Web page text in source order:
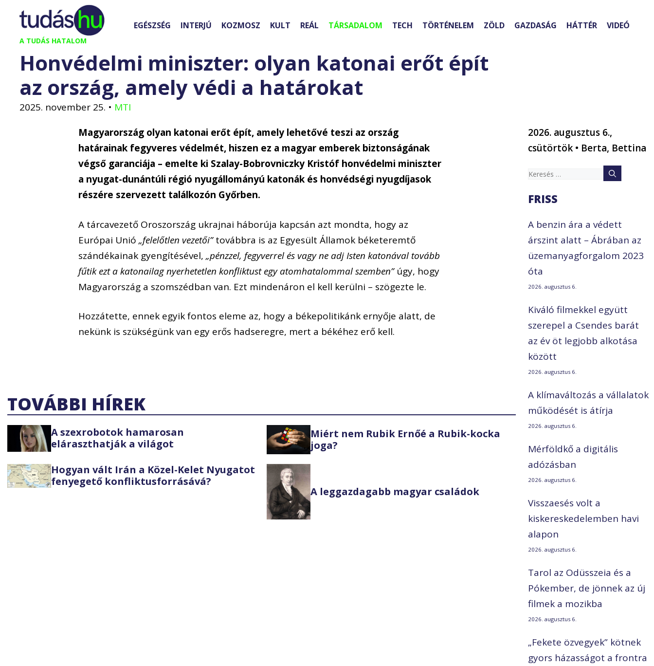
Kilépés
tartalomba
A TUDÁS HATALOM
EGÉSZSÉG INTERJÚ KOZMOSZ KULT REÁL TÁRSADALOM TECH TÖRTÉNELEM ZÖLD GAZDASÁG HÁTTÉR VIDEÓ
Honvédelmi miniszter: olyan katonai erőt épít
az ország, amely védi a határokat
2025. november 25. • MTI
Magyarország olyan katonai erőt épít, amely lehetővé teszi az ország
határainak fegyveres védelmét, hiszen ez a magyar emberek biztonságának
végső garanciája – emelte ki Szalay-Bobrovniczky Kristóf honvédelmi miniszter
a nyugat-dunántúli régió nyugállományú katonák és honvédségi nyugdíjasok
részére szervezett találkozón Győrben.
A tárcavezető Oroszország ukrajnai háborúja kapcsán azt mondta, hogy az
Európai Unió„felelőtlen vezetői”továbbra is az Egyesült Államok béketeremtő
szándékainak gyengítésével,„pénzzel, fegyverrel és vagy ne adj Isten katonával tovább
fűtik ezt a katonailag nyerhetetlen konfliktust egy atomhatalommal szemben”úgy, hogy
Magyarország a szomszédban van. Ezt mindenáron el kell kerülni – szögezte le.
Hozzátette, ennek egyik fontos eleme az, hogy a békepolitikánk ernyője alatt, de
nekünk is szükségünk van egy erős hadseregre, mert a békéhez erő kell.
TOVÁBBI HÍREK
A szexrobotok hamarosan
eláraszthatják a világot
Miért nem Rubik Ernőé a Rubik-kocka
joga?
Hogyan vált Irán a Közel-Kelet Nyugatot
fenyegető konfliktusforrásává?
A leggazdagabb magyar családok
2026. augusztus 6.,
csütörtök • Berta, Bettina
Keresés:
FRISS
A benzin ára a védett
árszint alatt – Ábrában az
üzemanyagforgalom 2023
óta
2026. augusztus 6.
Kiváló filmekkel együtt
szerepel a Csendes barát
az év öt legjobb alkotása
között
2026. augusztus 6.
A klímaváltozás a vállalatok
működését is átírja
2026. augusztus 6.
Mérföldkő a digitális
adózásban
2026. augusztus 6.
Visszaesés volt a
kiskereskedelemben havi
alapon
2026. augusztus 6.
Tarol az Odüsszeia és a
Pókember, de jönnek az új
filmek a mozikba
2026. augusztus 6.
„Fekete özvegyek” kötnek
gyors házasságot a frontra